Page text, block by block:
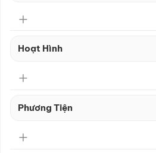
Hoạt Hình
Phương Tiện